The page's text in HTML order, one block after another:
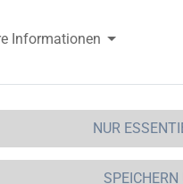
Informationen
NUR